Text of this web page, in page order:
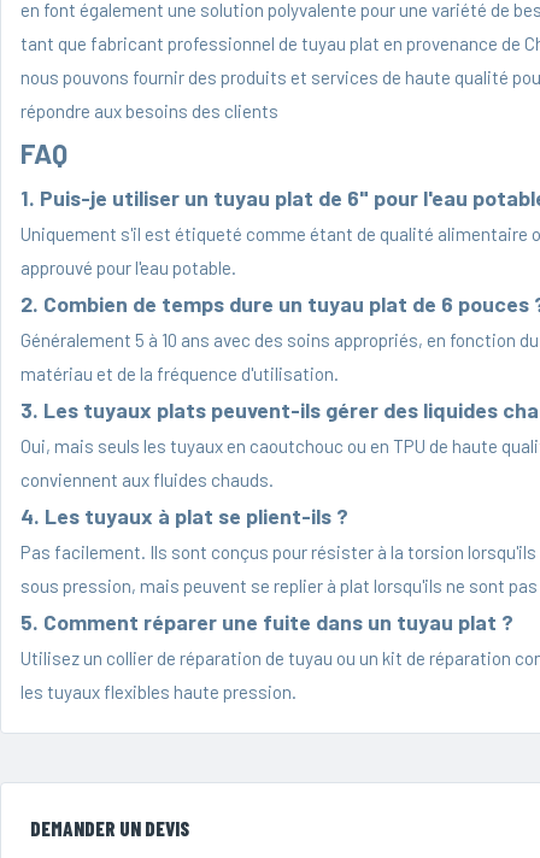
en font également une solution polyvalente pour une variété de
tant que fabricant professionnel de tuyau plat en provenance de
nous pouvons fournir des produits et services de haute qualité
répondre aux besoins des clients
FAQ
1. Puis-je utiliser un tuyau plat de 6" pour l'eau
Uniquement s'il est étiqueté comme étant de qualité alimentaire
approuvé pour l'eau potable.
2. Combien de temps dure un tuyau plat de 6 pouces
Généralement 5 à 10 ans avec des soins appropriés, en fonction du
matériau et de la fréquence d'utilisation.
3. Les tuyaux plats peuvent-ils gérer des liquides
Oui, mais seuls les tuyaux en caoutchouc ou en TPU de haute
conviennent aux fluides chauds.
4. Les tuyaux à plat se plient-ils ?
Pas facilement. Ils sont conçus pour résister à la torsion
sous pression, mais peuvent se replier à plat lorsqu'ils ne sont
5. Comment réparer une fuite dans un tuyau plat ?
Utilisez un collier de réparation de tuyau ou un kit de réparation
les tuyaux flexibles haute pression.
DEMANDER UN DEVIS